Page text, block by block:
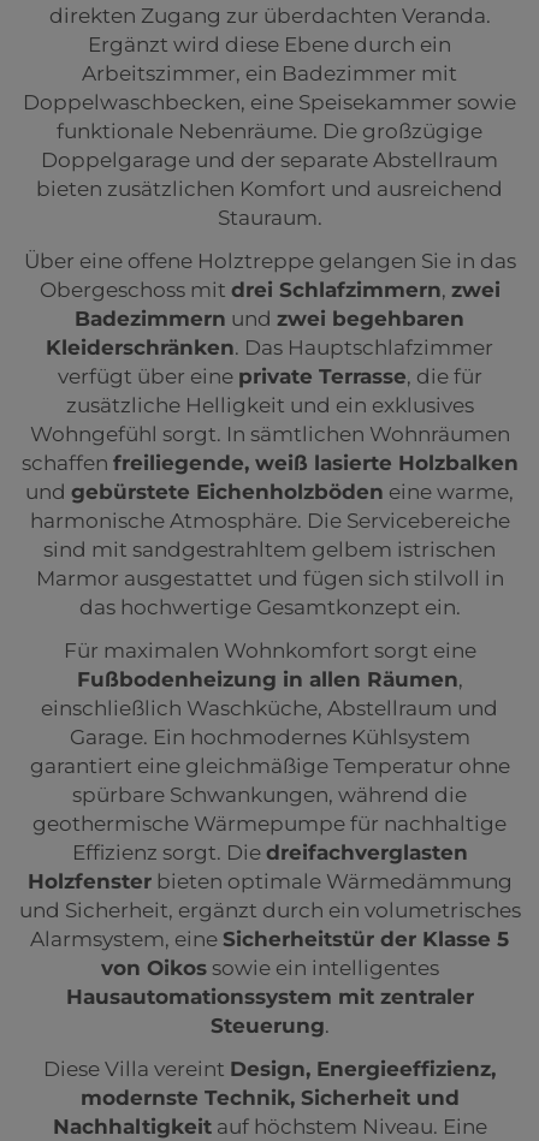
direkten Zugang zur überdachten Veranda.
Ergänzt wird diese Ebene durch ein
Arbeitszimmer, ein Badezimmer mit
Doppelwaschbecken, eine Speisekammer sowie
funktionale Nebenräume. Die großzügige
Doppelgarage und der separate Abstellraum
bieten zusätzlichen Komfort und ausreichend
Stauraum.
Über eine offene Holztreppe gelangen Sie in das
Obergeschoss mit drei Schlafzimmern, zwei
Badezimmern und zwei begehbaren
Kleiderschränken. Das Hauptschlafzimmer
verfügt über eine private Terrasse, die für
zusätzliche Helligkeit und ein exklusives
Wohngefühl sorgt. In sämtlichen Wohnräumen
schaffen freiliegende, weiß lasierte Holzbalken
und gebürstete Eichenholzböden eine warme,
harmonische Atmosphäre. Die Servicebereiche
sind mit sandgestrahltem gelbem istrischen
Marmor ausgestattet und fügen sich stilvoll in
das hochwertige Gesamtkonzept ein.
Für maximalen Wohnkomfort sorgt eine
Fußbodenheizung in allen Räumen,
einschließlich Waschküche, Abstellraum und
Garage. Ein hochmodernes Kühlsystem
garantiert eine gleichmäßige Temperatur ohne
spürbare Schwankungen, während die
geothermische Wärmepumpe für nachhaltige
Effizienz sorgt. Die dreifachverglasten
Holzfensterbieten optimale Wärmedämmung
und Sicherheit, ergänzt durch ein volumetrisches
Alarmsystem, eine Sicherheitstür der Klasse 5
von Oikossowie ein intelligentes
Hausautomationssystem mit zentraler
Steuerung.
Diese Villa vereint Design, Energieeffizienz,
modernste Technik, Sicherheit und
Nachhaltigkeitauf höchstem Niveau. Eine